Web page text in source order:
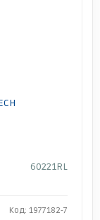
60221RL
Код: 1977182-7